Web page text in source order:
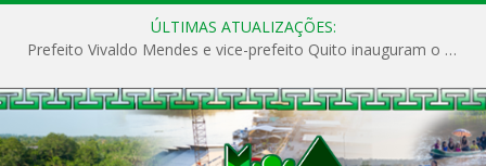
ÚLTIMAS ATUALIZAÇÕES:
Prefeito Vivaldo Mendes e vice-prefeito Quito inauguram o CAPS e fortalecem a saúde pública em Anajás.